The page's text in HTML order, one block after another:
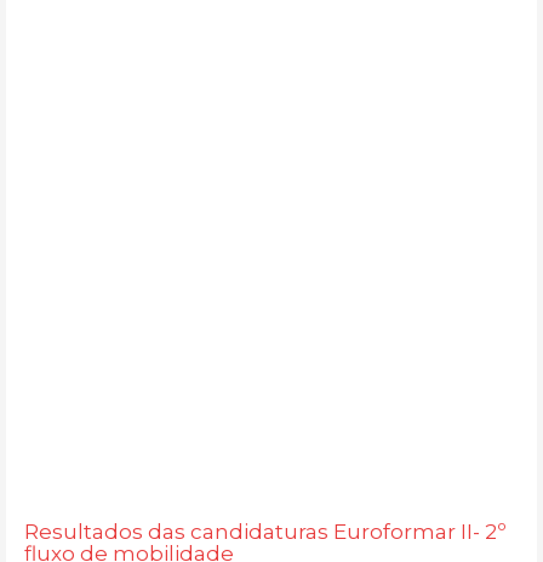
Resultados das candidaturas Euroformar II- 2º
fluxo de mobilidade